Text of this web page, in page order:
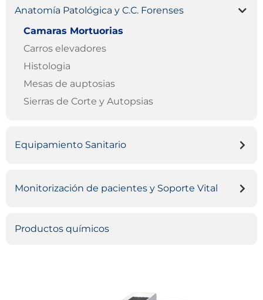
Anatomía Patológica y C.C. Forenses
Camaras Mortuorias
Carros elevadores
Histologia
Mesas de auptosias
Sierras de Corte y Autopsias
Equipamiento Sanitario
Monitorización de pacientes y Soporte Vital
Productos químicos